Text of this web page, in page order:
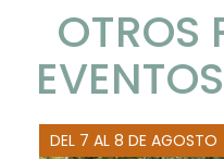
OTROS
DEL 7 AL 8 DE AGOSTO